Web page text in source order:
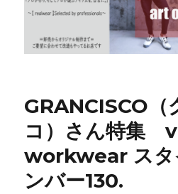
GRANCISCO（
コ）さん特集
workwear スタ
ンバー130.